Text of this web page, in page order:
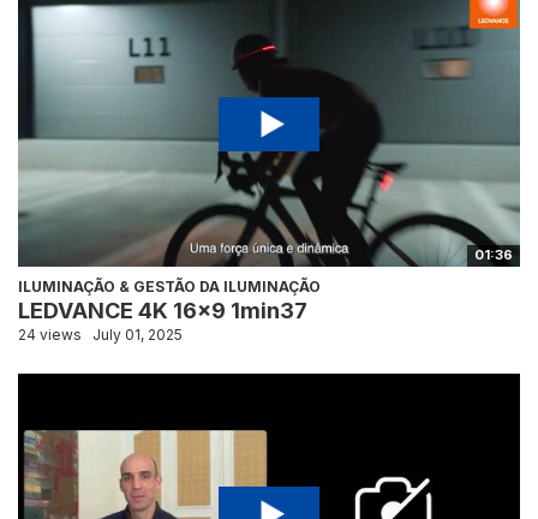
01:36
ILUMINAÇÃO & GESTÃO DA ILUMINAÇÃO
LEDVANCE 4K 16x9 1min37
24 views July 01, 2025